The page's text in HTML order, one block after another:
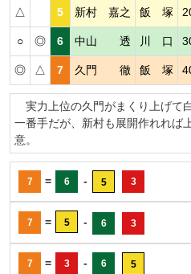
△ 5 新村 嘉之 飯 塚
○ ◎ 6 中山 透 川 口
◎ △ 7 久門 徹 飯 塚
実力上位の久門がまくり上げて
一番手だが、新村も展開作れれば
意。
7 = 6 - 5 3
7 = 5 - 6 3
7 = 3 - 6 5